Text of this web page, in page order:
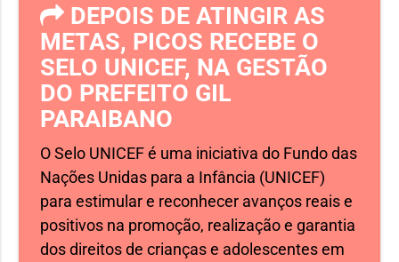
DEPOIS DE ATINGIR AS
METAS, PICOS RECEBE O
SELO UNICEF, NA GESTÃO
DO PREFEITO GIL
PARAIBANO
O Selo UNICEF é uma iniciativa do Fundo das
Nações Unidas para a Infância (UNICEF)
para estimular e reconhecer avanços reais e
positivos na promoção, realização e garantia
dos direitos de crianças e adolescentes em